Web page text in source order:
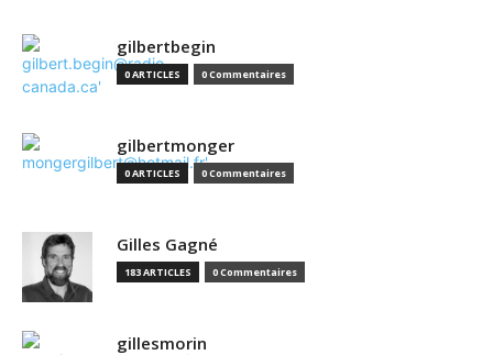
gilbertbegin
0 ARTICLES 0 Commentaires
gilbertmonger
0 ARTICLES 0 Commentaires
Gilles Gagné
183 ARTICLES 0 Commentaires
gillesmorin